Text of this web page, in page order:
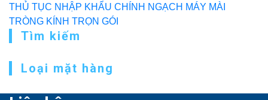
THỦ TỤC NHẬP KHẨU CHÍNH NGẠCH MÁY MÀI
TRÒNG KÍNH TRỌN GÓI
Tìm kiếm
Loại mặt hàng